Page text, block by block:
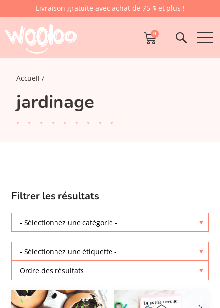
Livraison gratuite avec achat de 75 $ et plus !
0
Accueil
jardinage
Filtrer les résultats